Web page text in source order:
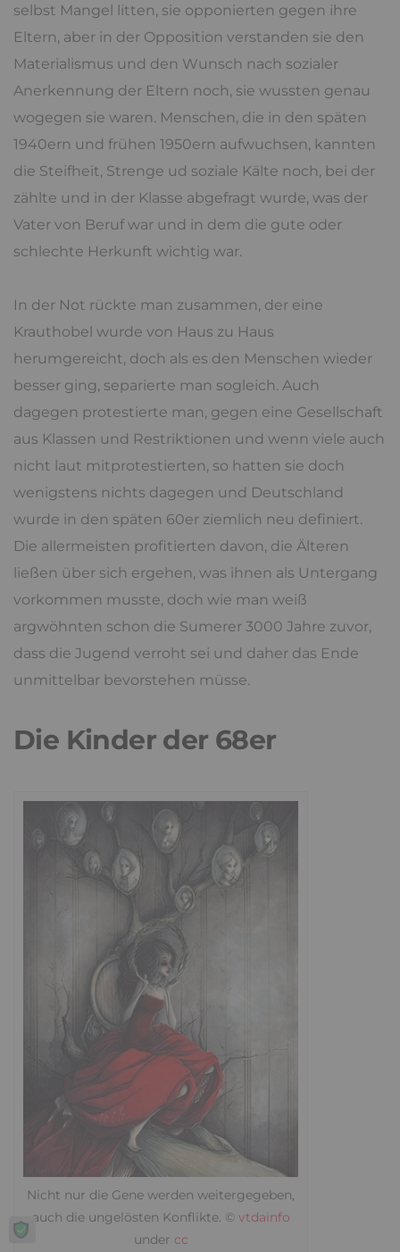
selbst Mangel litten, sie opponierten gegen ihre
Eltern, aber in der Opposition verstanden sie den
Materialismus und den Wunsch nach sozialer
Anerkennung der Eltern noch, sie wussten genau
wogegen sie waren. Menschen, die in den späten
1940ern und frühen 1950ern aufwuchsen, kannten
die Steifheit, Strenge ud soziale Kälte noch, bei der
zählte und in der Klasse abgefragt wurde, was der
Vater von Beruf war und in dem die gute oder
schlechte Herkunft wichtig war.
In der Not rückte man zusammen, der eine
Krauthobel wurde von Haus zu Haus
herumgereicht, doch als es den Menschen wieder
besser ging, separierte man sogleich. Auch
dagegen protestierte man, gegen eine Gesellschaft
aus Klassen und Restriktionen und wenn viele auch
nicht laut mitprotestierten, so hatten sie doch
wenigstens nichts dagegen und Deutschland
wurde in den späten 60er ziemlich neu definiert.
Die allermeisten profitierten davon, die Älteren
ließen über sich ergehen, was ihnen als Untergang
vorkommen musste, doch wie man weiß
argwöhnten schon die Sumerer 3000 Jahre zuvor,
dass die Jugend verroht sei und daher das Ende
unmittelbar bevorstehen müsse.
Die Kinder der 68er
Nicht nur die Gene werden weitergegeben,
auch die ungelösten Konflikte. © vtdainfo
under cc